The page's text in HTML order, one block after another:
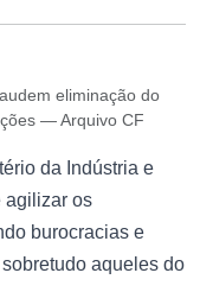
eliminação do
— Arquivo CF
da Indústria e
agilizar os
burocracias e
aqueles do